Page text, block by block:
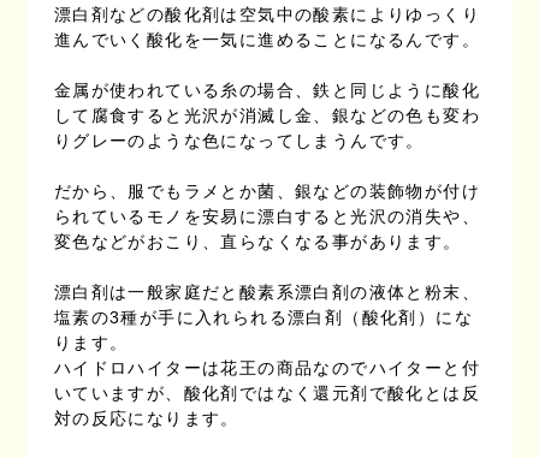
漂白剤などの酸化剤は空気中の酸素によりゆっくり
進んでいく酸化を一気に進めることになるんです。
金属が使われている糸の場合、鉄と同じように酸化
して腐食すると光沢が消滅し金、銀などの色も変わ
りグレーのような色になってしまうんです。
だから、服でもラメとか菌、銀などの装飾物が付け
られているモノを安易に漂白すると光沢の消失や、
変色などがおこり、直らなくなる事があります。
漂白剤は一般家庭だと酸素系漂白剤の液体と粉末、
塩素の3種が手に入れられる漂白剤（酸化剤）にな
ります。
ハイドロハイターは花王の商品なのでハイターと付
いていますが、酸化剤ではなく還元剤で酸化とは反
対の反応になります。